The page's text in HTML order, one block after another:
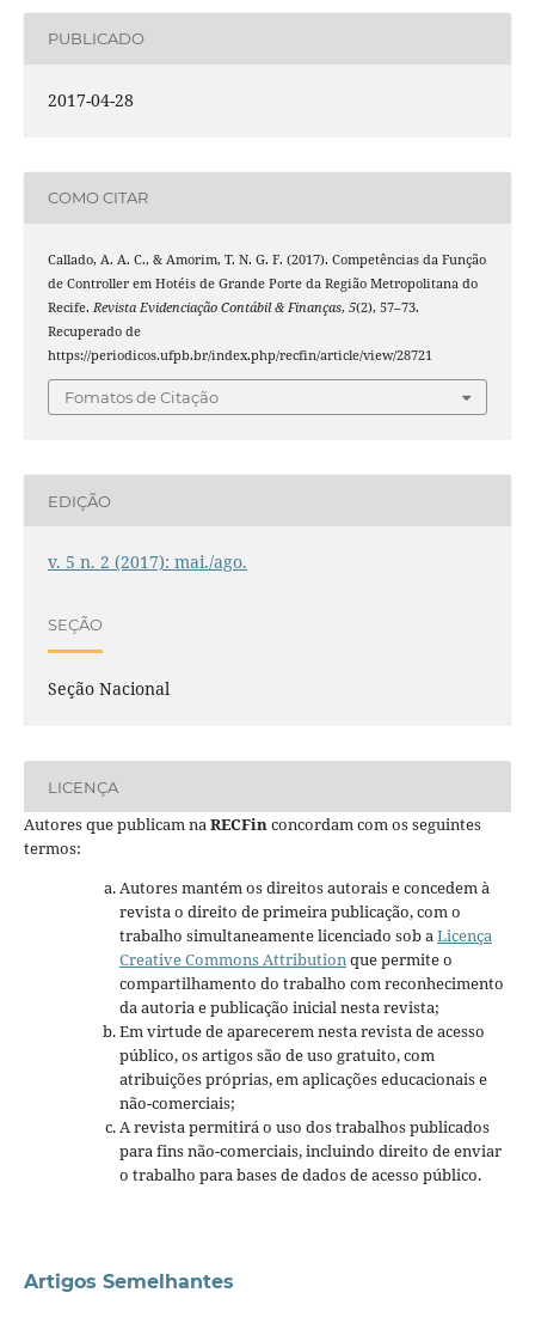
PUBLICADO
2017-04-28
COMO CITAR
Callado, A. A. C., & Amorim, T. N. G. F. (2017). Competências da Função
de Controller em Hotéis de Grande Porte da Região Metropolitana do
Recife. Revista Evidenciação Contábil & Finanças, 5(2), 57–73.
Recuperado de
https://periodicos.ufpb.br/index.php/recfin/article/view/28721
Fomatos de Citação
EDIÇÃO
v. 5 n. 2 (2017): mai./ago.
SEÇÃO
Seção Nacional
LICENÇA
Autores que publicam naRECFinconcordam com os seguintes
termos:
Autores mantém os direitos autorais e concedem à
revista o direito de primeira publicação, com o
trabalho simultaneamente licenciado sob aLicença
Creative Commons Attributionque permite o
compartilhamento do trabalho com reconhecimento
da autoria e publicação inicial nesta revista;
Em virtude de aparecerem nesta revista de acesso
público, os artigos são de uso gratuito, com
atribuições próprias, em aplicações educacionais e
não-comerciais;
A revista permitirá o uso dos trabalhos publicados
para fins não-comerciais, incluindo direito de enviar
o trabalho para bases de dados de acesso público.
Artigos Semelhantes